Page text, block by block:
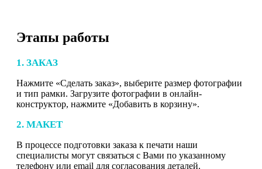
Этапы работы
1. ЗАКАЗ
Нажмите «Сделать заказ», выберите размер фотографии
и тип рамки. Загрузите фотографии в онлайн-
конструктор, нажмите «Добавить в корзину».
2. МАКЕТ
В процессе подготовки заказа к печати наши
специалисты могут связаться с Вами по указанному
телефону или email для согласования деталей.